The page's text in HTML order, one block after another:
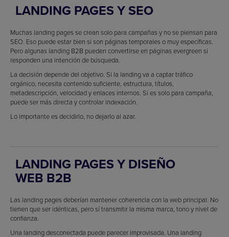
LANDING PAGES Y SEO
Muchas landing pages se crean solo para campañas y no se piensan para
SEO. Eso puede estar bien si son páginas temporales o muy específicas.
Pero algunas landing B2B pueden convertirse en páginas evergreen si
responden una intención de búsqueda.
La decisión depende del objetivo. Si la landing va a captar tráfico
orgánico, necesita contenido suficiente, estructura, títulos,
metadescripción, velocidad y enlaces internos. Si es solo para campaña,
puede ser más directa y controlar indexación.
Lo importante es decidirlo, no dejarlo al azar.
LANDING PAGES Y DISEÑO
WEB B2B
Las landing pages deberían mantener coherencia con la web principal. No
tienen que ser idénticas, pero sí transmitir la misma marca, tono y nivel de
confianza.
Una landing desconectada puede parecer improvisada. Una landing